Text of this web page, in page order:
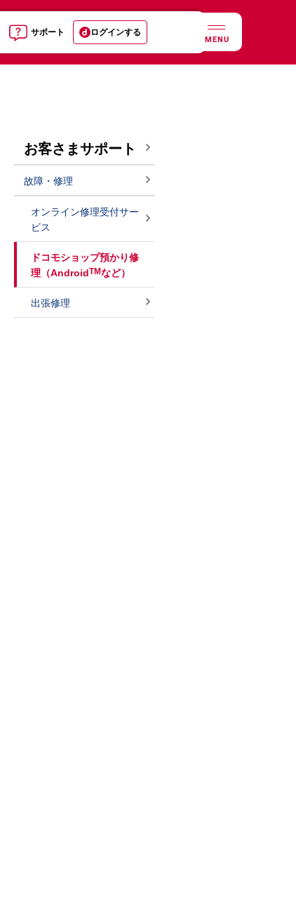
サポート ログインする
MENU
お客さまサポート
故障・修理
オンライン修理受付サー
ビス
ドコモショップ預かり修
理（AndroidTMなど）
出張修理